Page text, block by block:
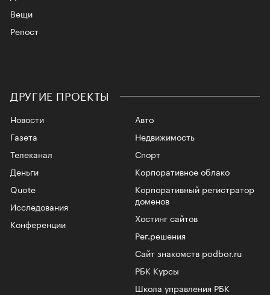
Вещи
Репост
ДРУГИЕ ПРОЕКТЫ
Новости
Газета
Телеканал
Авто
Недвижимость
Спорт
Корпоративное облако
Корпоративный регистратор
доменов
Хостинг сайтов
Рег.решения
Сайт знакомств podbor.ru
РБК Курсы
Школа управления РБК
Деньги
Quote
Исследования
Конференции